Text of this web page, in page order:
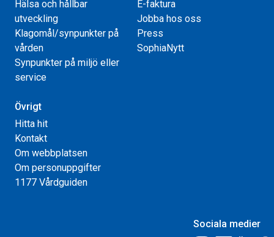
Hälsa och hållbar
utveckling
Klagomål/synpunkter på
vården
Synpunkter på miljö eller
service
E-faktura
Jobba hos oss
Press
SophiaNytt
Övrigt
Hitta hit
Kontakt
Om webbplatsen
Om personuppgifter
1177 Vårdguiden
Sociala medier